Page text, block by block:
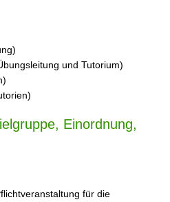
und Tutorium)
Einordnung,
für die